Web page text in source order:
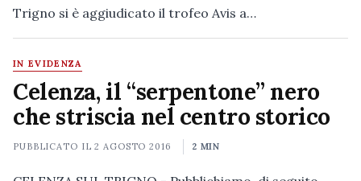
Trigno si è aggiudicato il trofeo Avis a…
IN EVIDENZA
Celenza, il “serpentone” nero
che striscia nel centro storico
PUBBLICATO IL2 AGOSTO 2016 2 MIN